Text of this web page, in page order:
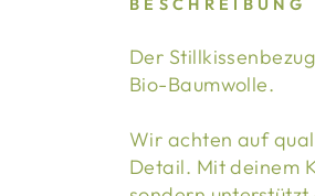
BESCHREIBUNG
Der
Bio-Baumwolle.
Wir achten auf
Detail. Mit deinem